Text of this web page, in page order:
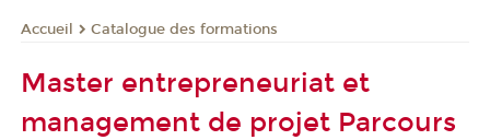
Accueil Catalogue des formations
Master entrepreneuriat et
management de projet Parcours